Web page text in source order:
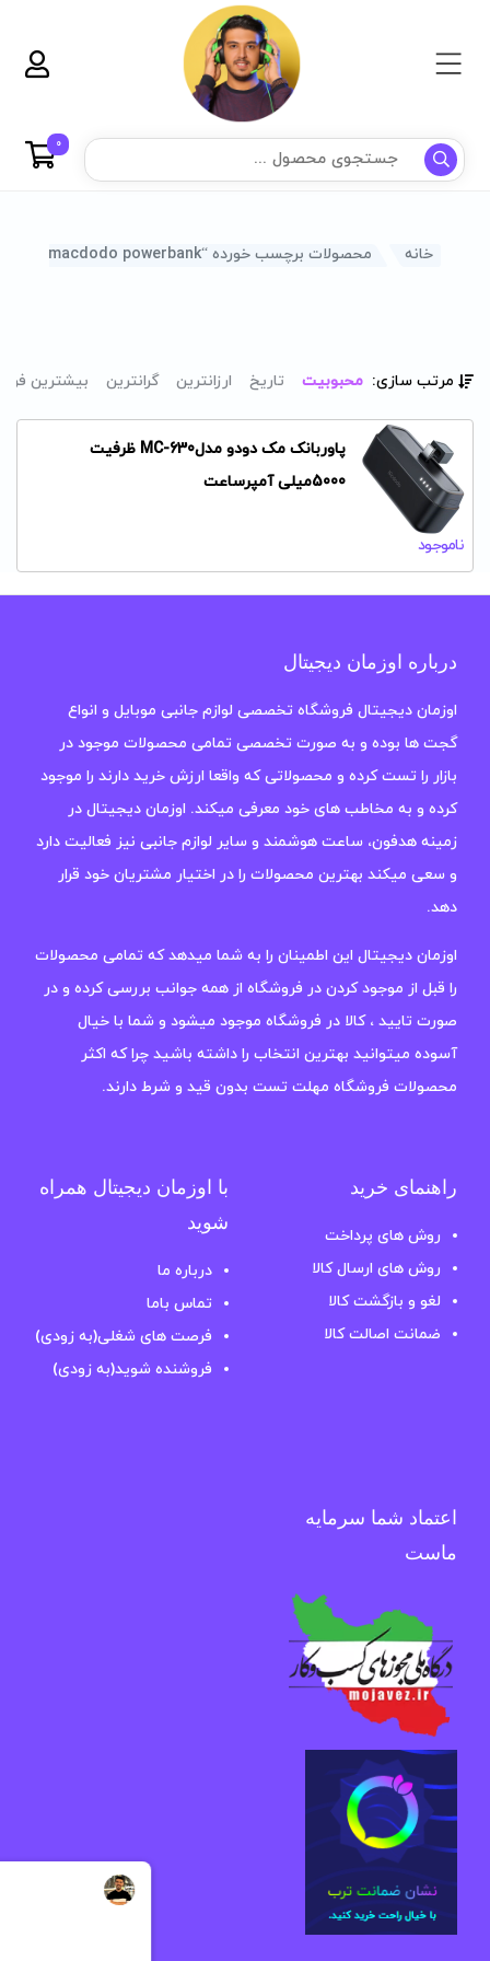
0
خانه محصولات برچسب خورده “mc-630 macdodo powerbank”
مرتب سازی: محبوبیت تاریخ ارزانترین گرانترین بیشترین
پاوربانک مک دودو مدلMC-630 ظرفیت
5000میلی آمپرساعت
ناموجود
درباره اوزمان دیجیتال
اوزمان دیجیتال فروشگاه تخصصی لوازم جانبی موبایل و انواع
گجت ها بوده و به صورت تخصصی تمامی محصولات موجود در
بازار را تست کرده و محصولاتی که واقعا ارزش خرید دارند را موجود
کرده و به مخاطب های خود معرفی میکند. اوزمان دیجیتال در
زمینه هدفون، ساعت هوشمند و سایر لوازم جانبی نیز فعالیت دارد
و سعی میکند بهترین محصولات را در اختیار مشتریان خود قرار
دهد.
اوزمان دیجیتال این اطمینان را به شما میدهد که تمامی محصولات
را قبل از موجود کردن در فروشگاه از همه جوانب بررسی کرده و در
صورت تایید ، کالا در فروشگاه موجود میشود و شما با خیال
آسوده میتوانید بهترین انتخاب را داشته باشید چرا که اکثر
محصولات فروشگاه مهلت تست بدون قید و شرط دارند.
راهنمای خرید
روش های پرداخت
روش های ارسال کالا
لغو و بازگشت کالا
ضمانت اصالت کالا
با اوزمان دیجیتال همراه
شوید
درباره ما
تماس باما
فرصت های شغلی(به زودی)
فروشنده شوید(به زودی)
اعتماد شما سرمایه
ماست